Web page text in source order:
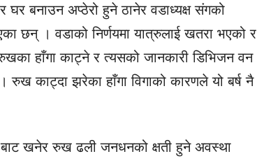
बनाउन अप्ठेरो हुने ठानेर वडाध्यक्ष संगको
छन् । वडाको निर्णयमा यात्रुलाई खतरा भएको र
हाँगा काट्ने र त्यसको जानकारी डिभिजन वन
। रुख काट्दा झरेका हाँगा विगाको कारणले यो बर्ष नै
बाट खनेर रुख ढली जनधनको क्षती हुने अवस्था